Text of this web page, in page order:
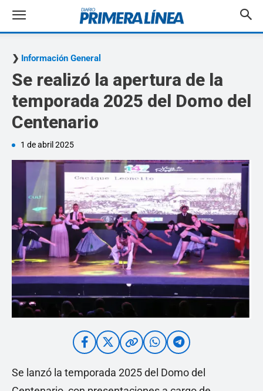
Información General
Se realizó la apertura de la
temporada 2025 del Domo del
Centenario
1 de abril 2025
Se lanzó la temporada 2025 del Domo del